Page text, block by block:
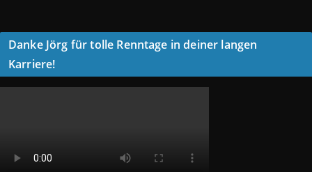
Danke Jörg für tolle Renntage in deiner langen
Karriere!